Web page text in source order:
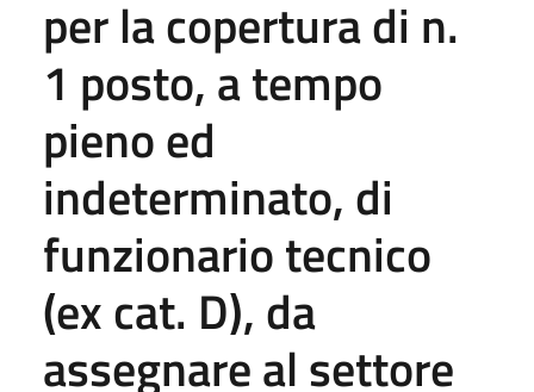
per la copertura di n.
1 posto, a tempo
pieno ed
indeterminato, di
funzionario tecnico
(ex cat. D), da
assegnare al settore